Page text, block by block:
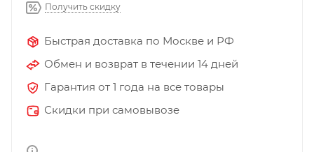
Получить скидку
Быстрая доставка по Москве и РФ
Обмен и возврат в течении 14 дней
Гарантия от 1 года на все товары
Скидки при самовывозе